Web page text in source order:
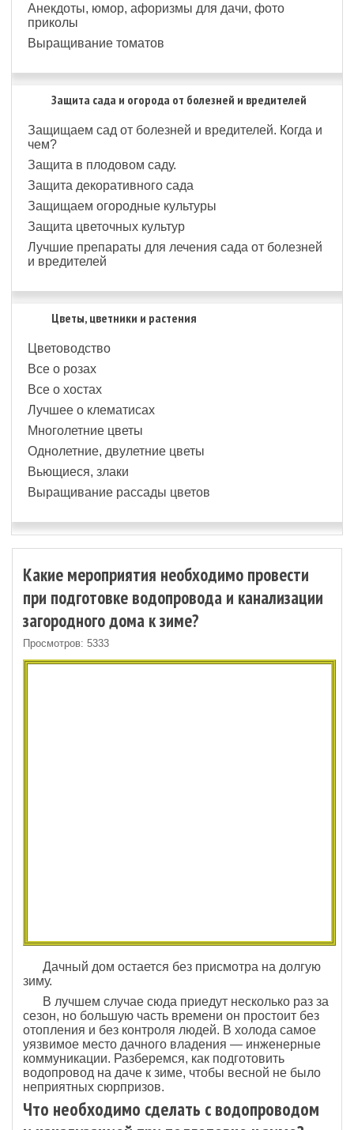
Анекдоты, юмор, афоризмы для дачи, фото
приколы
Выращивание томатов
Защита сада и огорода от болезней и вредителей
Защищаем сад от болезней и вредителей. Когда и
чем?
Защита в плодовом саду.
Защита декоративного сада
Защищаем огородные культуры
Защита цветочных культур
Лучшие препараты для лечения сада от болезней
и вредителей
Цветы, цветники и растения
Цветоводство
Все о розах
Все о хостах
Лучшее о клематисах
Многолетние цветы
Однолетние, двулетние цветы
Вьющиеся, злаки
Выращивание рассады цветов
Какие мероприятия необходимо провести
при подготовке водопровода и канализации
загородного дома к зиме?
Просмотров: 5333
Дачный дом остается без присмотра на долгую
зиму.
В лучшем случае сюда приедут несколько раз за
сезон, но большую часть времени он простоит без
отопления и без контроля людей. В холода самое
уязвимое место дачного владения — инженерные
коммуникации. Разберемся, как подготовить
водопровод на даче к зиме, чтобы весной не было
неприятных сюрпризов.
Что необходимо сделать с водопроводом